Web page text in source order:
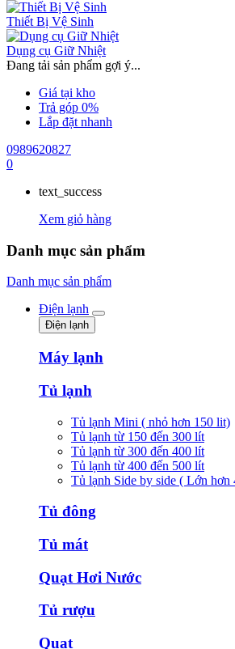
Thiết Bị Vệ Sinh
Dụng cụ Giữ Nhiệt
Đang tải sản phẩm gợi ý...
Giá tại kho
Trả góp 0%
Lắp đặt nhanh
0989620827
0
text_success
Xem giỏ hàng
Danh mục sản phẩm
Danh mục sản phẩm
Điện lạnh
Điện lạnh
Máy lạnh
Tủ lạnh
Tủ lạnh Mini ( nhỏ hơn 150 lit)
Tủ lạnh từ 150 đến 300 lít
Tủ lạnh từ 300 đến 400 lít
Tủ lạnh từ 400 đến 500 lít
Tủ lạnh Side by side ( Lớn hơn
Tủ đông
Tủ mát
Quạt Hơi Nước
Tủ rượu
Quạt